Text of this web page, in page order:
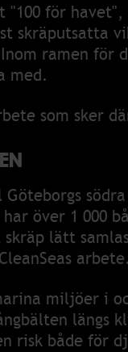
sökes
och kock sökes
sökes
sökes
för havet",
skräputsatta
Inom ramen
med.
som sker
över 1 000
lätt
arbete.
miljöer i
längs
risk både för